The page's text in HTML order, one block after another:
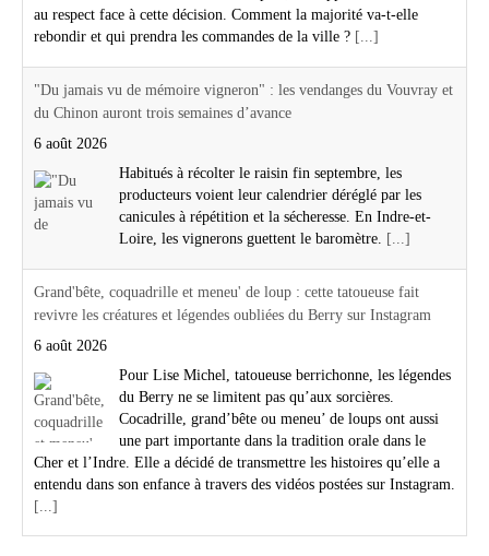
au respect face à cette décision. Comment la majorité va-t-elle
rebondir et qui prendra les commandes de la ville ? [...]
"Du jamais vu de mémoire vigneron" : les vendanges du Vouvray et
du Chinon auront trois semaines d’avance
6 août 2026
Habitués à récolter le raisin fin septembre, les
producteurs voient leur calendrier déréglé par les
canicules à répétition et la sécheresse. En Indre-et-
Loire, les vignerons guettent le baromètre. [...]
Grand'bête, coquadrille et meneu' de loup : cette tatoueuse fait
revivre les créatures et légendes oubliées du Berry sur Instagram
6 août 2026
Pour Lise Michel, tatoueuse berrichonne, les légendes
du Berry ne se limitent pas qu’aux sorcières.
Cocadrille, grand’bête ou meneu’ de loups ont aussi
une part importante dans la tradition orale dans le
Cher et l’Indre. Elle a décidé de transmettre les histoires qu’elle a
entendu dans son enfance à travers des vidéos postées sur Instagram.
[...]